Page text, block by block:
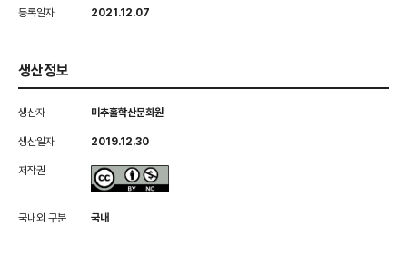
등록일자 2021.12.07
생산정보
생산자 미추홀학산문화원
생산일자 2019.12.30
저작권
국내외 구분 국내